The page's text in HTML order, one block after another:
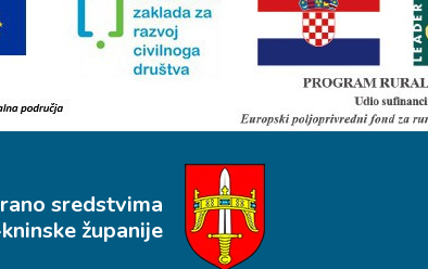
sredstvima
županije